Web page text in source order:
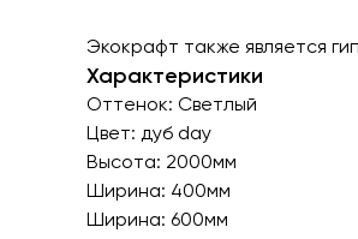
Экокрафт также является
Характеристики
Оттенок: Светлый
Цвет: дуб day
Высота: 2000мм
Ширина: 400мм
Ширина: 600мм